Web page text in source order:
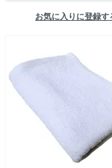
お気に入りに登録す